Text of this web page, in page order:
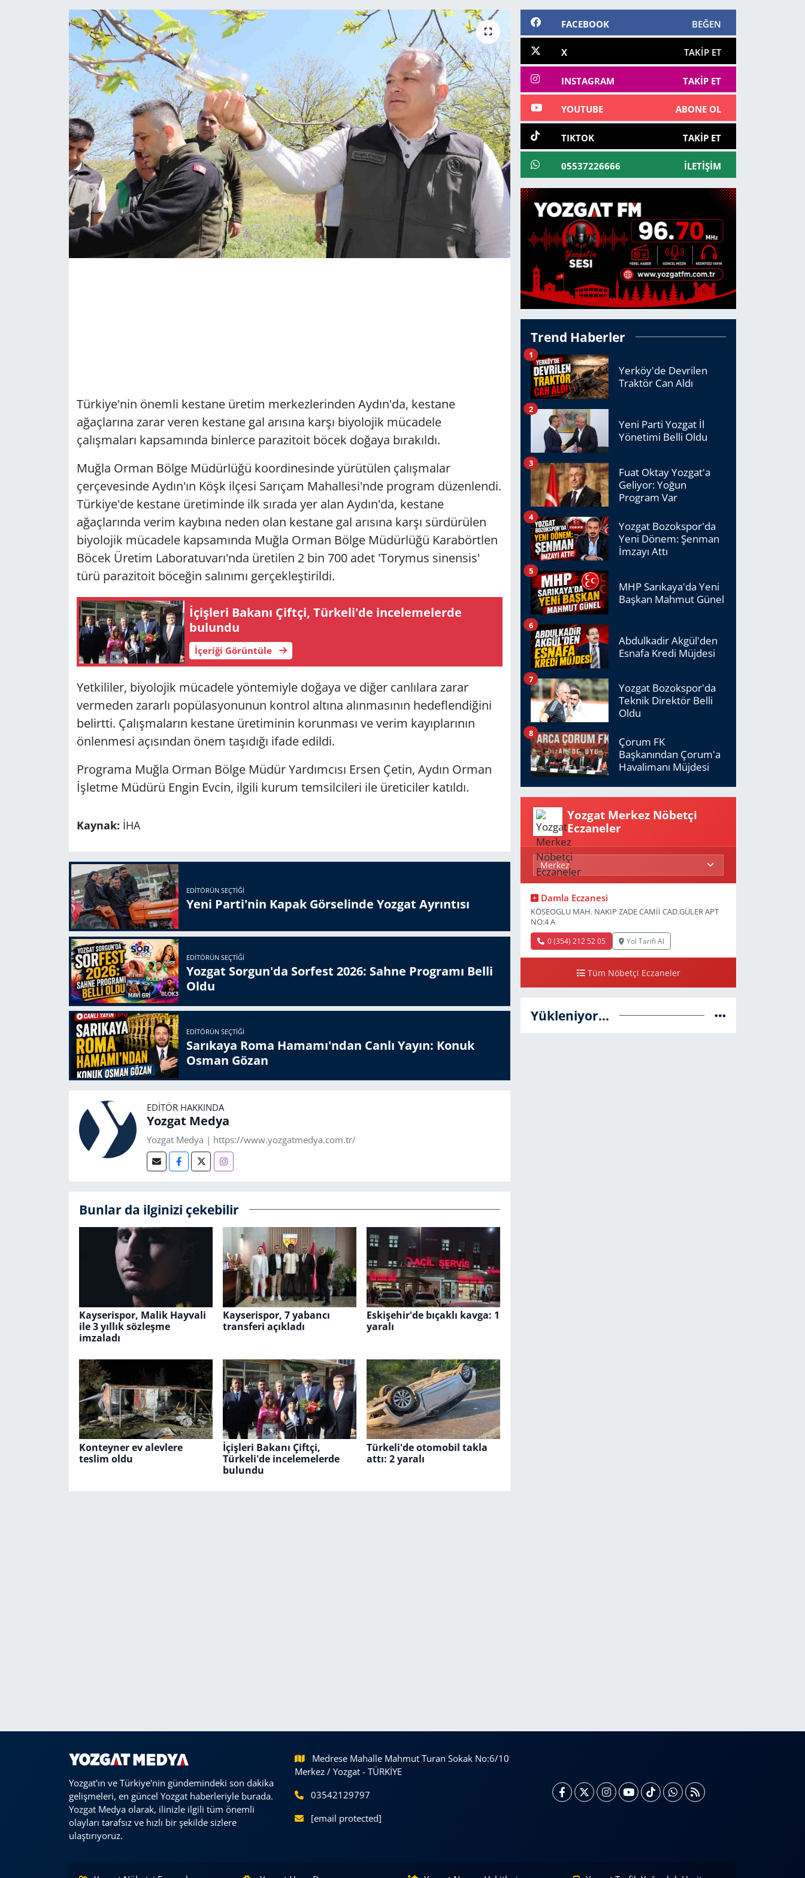
Türkiye'nin önemli kestane üretim merkezlerinden Aydın'da, kestane
ağaçlarına zarar veren kestane gal arısına karşı biyolojik mücadele
çalışmaları kapsamında binlerce parazitoit böcek doğaya bırakıldı.
Muğla Orman Bölge Müdürlüğü koordinesinde yürütülen çalışmalar
çerçevesinde Aydın'ın Köşk ilçesi Sarıçam Mahallesi'nde program düzenlendi.
Türkiye'de kestane üretiminde ilk sırada yer alan Aydın'da, kestane
ağaçlarında verim kaybına neden olan kestane gal arısına karşı sürdürülen
biyolojik mücadele kapsamında Muğla Orman Bölge Müdürlüğü Karabörtlen
Böcek Üretim Laboratuvarı'nda üretilen 2 bin 700 adet 'Torymus sinensis'
türü parazitoit böceğin salınımı gerçekleştirildi.
İçişleri Bakanı Çiftçi, Türkeli'de incelemelerde
bulundu
İçeriği Görüntüle
Yetkililer, biyolojik mücadele yöntemiyle doğaya ve diğer canlılara zarar
vermeden zararlı popülasyonunun kontrol altına alınmasının hedeflendiğini
belirtti. Çalışmaların kestane üretiminin korunması ve verim kayıplarının
önlenmesi açısından önem taşıdığı ifade edildi.
Programa Muğla Orman Bölge Müdür Yardımcısı Ersen Çetin, Aydın Orman
İşletme Müdürü Engin Evcin, ilgili kurum temsilcileri ile üreticiler katıldı.
Kaynak: İHA
EDITÖRÜN SEÇTIĞI
Yeni Parti'nin Kapak Görselinde Yozgat Ayrıntısı
EDITÖRÜN SEÇTIĞI
Yozgat Sorgun'da Sorfest 2026: Sahne Programı Belli
Oldu
EDITÖRÜN SEÇTIĞI
Sarıkaya Roma Hamamı'ndan Canlı Yayın: Konuk
Osman Gözan
EDITÖR HAKKINDA
Yozgat Medya
Yozgat Medya | https://www.yozgatmedya.com.tr/
Bunlar da ilginizi çekebilir
Kayserispor, Malik Hayvali
ile 3 yıllık sözleşme
imzaladı
Kayserispor, 7 yabancı
transferi açıkladı
Eskişehir'de bıçaklı kavga: 1
yaralı
Konteyner ev alevlere
teslim oldu
İçişleri Bakanı Çiftçi,
Türkeli'de incelemelerde
bulundu
Türkeli'de otomobil takla
attı: 2 yaralı
FACEBOOK BEĞEN
X TAKIP ET
INSTAGRAM TAKIP ET
YOUTUBE ABONE OL
TIKTOK TAKIP ET
05537226666 İLETIŞIM
Trend Haberler
Yerköy'de Devrilen
Traktör Can Aldı
1
Yeni Parti Yozgat İl
Yönetimi Belli Oldu
2
Fuat Oktay Yozgat'a
Geliyor: Yoğun
Program Var
3
Yozgat Bozokspor'da
Yeni Dönem: Şenman
İmzayı Attı
4
MHP Sarıkaya'da Yeni
Başkan Mahmut Günel
5
Abdulkadir Akgül'den
Esnafa Kredi Müjdesi
6
Yozgat Bozokspor'da
Teknik Direktör Belli
Oldu
7
Çorum FK
Başkanından Çorum'a
Havalimanı Müjdesi
8
Yozgat Merkez Nöbetçi
Eczaneler
Damla Eczanesi
KÖSEOGLU MAH. NAKIP ZADE CAMİİ CAD.GÜLER APT
NO:4 A
0 (354) 212 52 05 Yol Tarifi Al
Tüm Nöbetçi Eczaneler
Yükleniyor...
Yozgat'ın ve Türkiye'nin gündemindeki son dakika
gelişmeleri, en güncel Yozgat haberleriyle burada.
Yozgat Medya olarak, ilinizle ilgili tüm önemli
olayları tarafsız ve hızlı bir şekilde sizlere
ulaştırıyoruz.
Medrese Mahalle Mahmut Turan Sokak No:6/10
Merkez / Yozgat - TÜRKİYE
03542129797
[email protected]